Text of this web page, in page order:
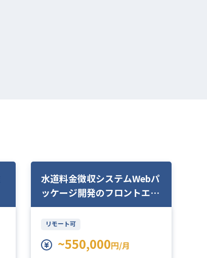
水道料金徴収システムWebパ
ッケージ開発のフロントエン
ドエンジニア
リモート可
~550,000円/月